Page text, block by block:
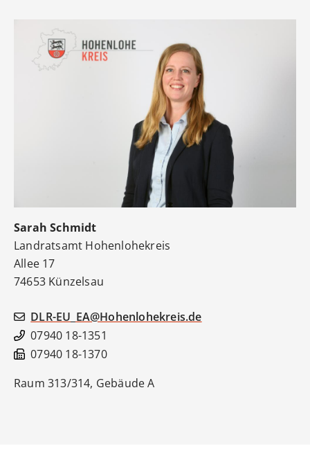
Sarah Schmidt
Landratsamt Hohenlohekreis
Allee 17
74653 Künzelsau
DLR-EU_EA@Hohenlohekreis.de
07940 18-1351
07940 18-1370
Raum 313/314, Gebäude A